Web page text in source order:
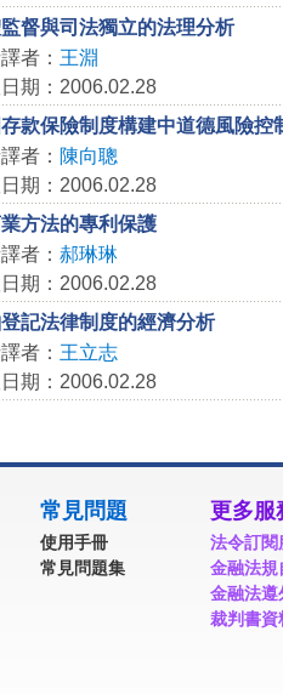
督與司法獨立的法理分析
者： 王淵
期：2006.02.28
款保險制度構建中道德風險控
者： 陳向聰
期：2006.02.28
方法的專利保護
者： 郝琳琳
期：2006.02.28
記法律制度的經濟分析
者： 王立志
期：2006.02.28
常見問題
使用手冊
常見問題集
更多服
法令訂閱
金融法
金融法遵
裁判書資